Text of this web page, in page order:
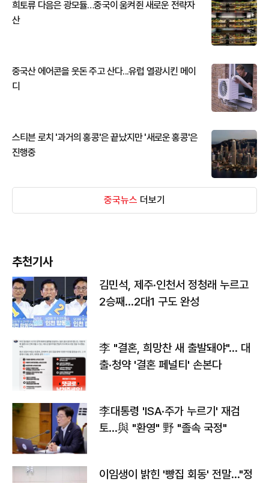
희토류 다음은 광모듈…중국이 움켜쥔 새로운 전략자
산
중국산 에어콘을 웃돈 주고 산다...유럽 열광시킨 메이
디
스티븐 로치 '과거의 홍콩'은 끝났지만 '새로운 홍콩'은
진행중
중국뉴스 더보기
추천기사
김민석, 제주·인천서 정청래 누르고
2승째…2대1 구도 완성
李 "결혼, 희망찬 새 출발돼야"… 대
출·청약 '결혼 페널티' 손본다
李대통령 'ISA·주가 누르기' 재검
토…與 "환영" 野 "졸속 국정"
이임생이 밝힌 '빵집 회동' 전말…"정